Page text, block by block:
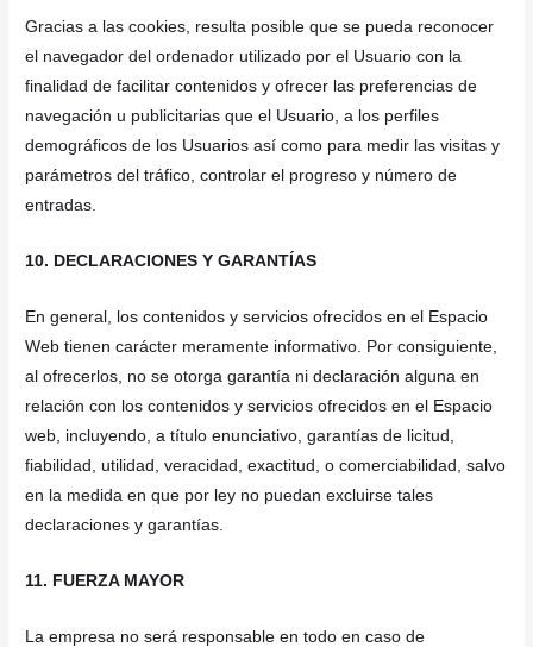
Gracias a las cookies, resulta posible que se pueda reconocer
el navegador del ordenador utilizado por el Usuario con la
finalidad de facilitar contenidos y ofrecer las preferencias de
navegación u publicitarias que el Usuario, a los perfiles
demográficos de los Usuarios así como para medir las visitas y
parámetros del tráfico, controlar el progreso y número de
entradas.
10. DECLARACIONES Y GARANTÍAS
En general, los contenidos y servicios ofrecidos en el Espacio
Web tienen carácter meramente informativo. Por consiguiente,
al ofrecerlos, no se otorga garantía ni declaración alguna en
relación con los contenidos y servicios ofrecidos en el Espacio
web, incluyendo, a título enunciativo, garantías de licitud,
fiabilidad, utilidad, veracidad, exactitud, o comerciabilidad, salvo
en la medida en que por ley no puedan excluirse tales
declaraciones y garantías.
11. FUERZA MAYOR
La empresa no será responsable en todo en caso de